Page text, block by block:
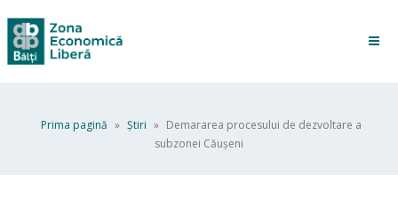
Prima pagină » Ştiri » Demararea procesului de dezvoltare a
subzonei Căușeni